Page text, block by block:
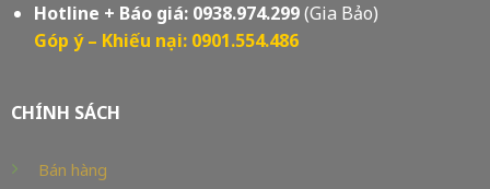
Hotline + Báo giá: 0938.974.299(Gia Bảo)
Góp ý – Khiếu nại: 0901.554.486
CHÍNH SÁCH
Bán hàng